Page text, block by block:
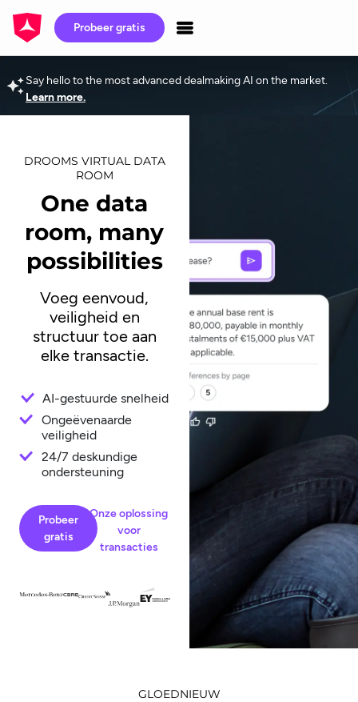
Probeer gratis
Say hello to the most advanced dealmaking AI on the market.
Learn more.
DROOMS VIRTUAL DATA
ROOM
One data
room, many
possibilities
Voeg eenvoud,
veiligheid en
structuur toe aan
elke transactie.
AI-gestuurde snelheid
Ongeëvenaarde
veiligheid
24/7 deskundige
ondersteuning
Probeer
gratis
Onze oplossing
voor
transacties
GLOEDNIEUW